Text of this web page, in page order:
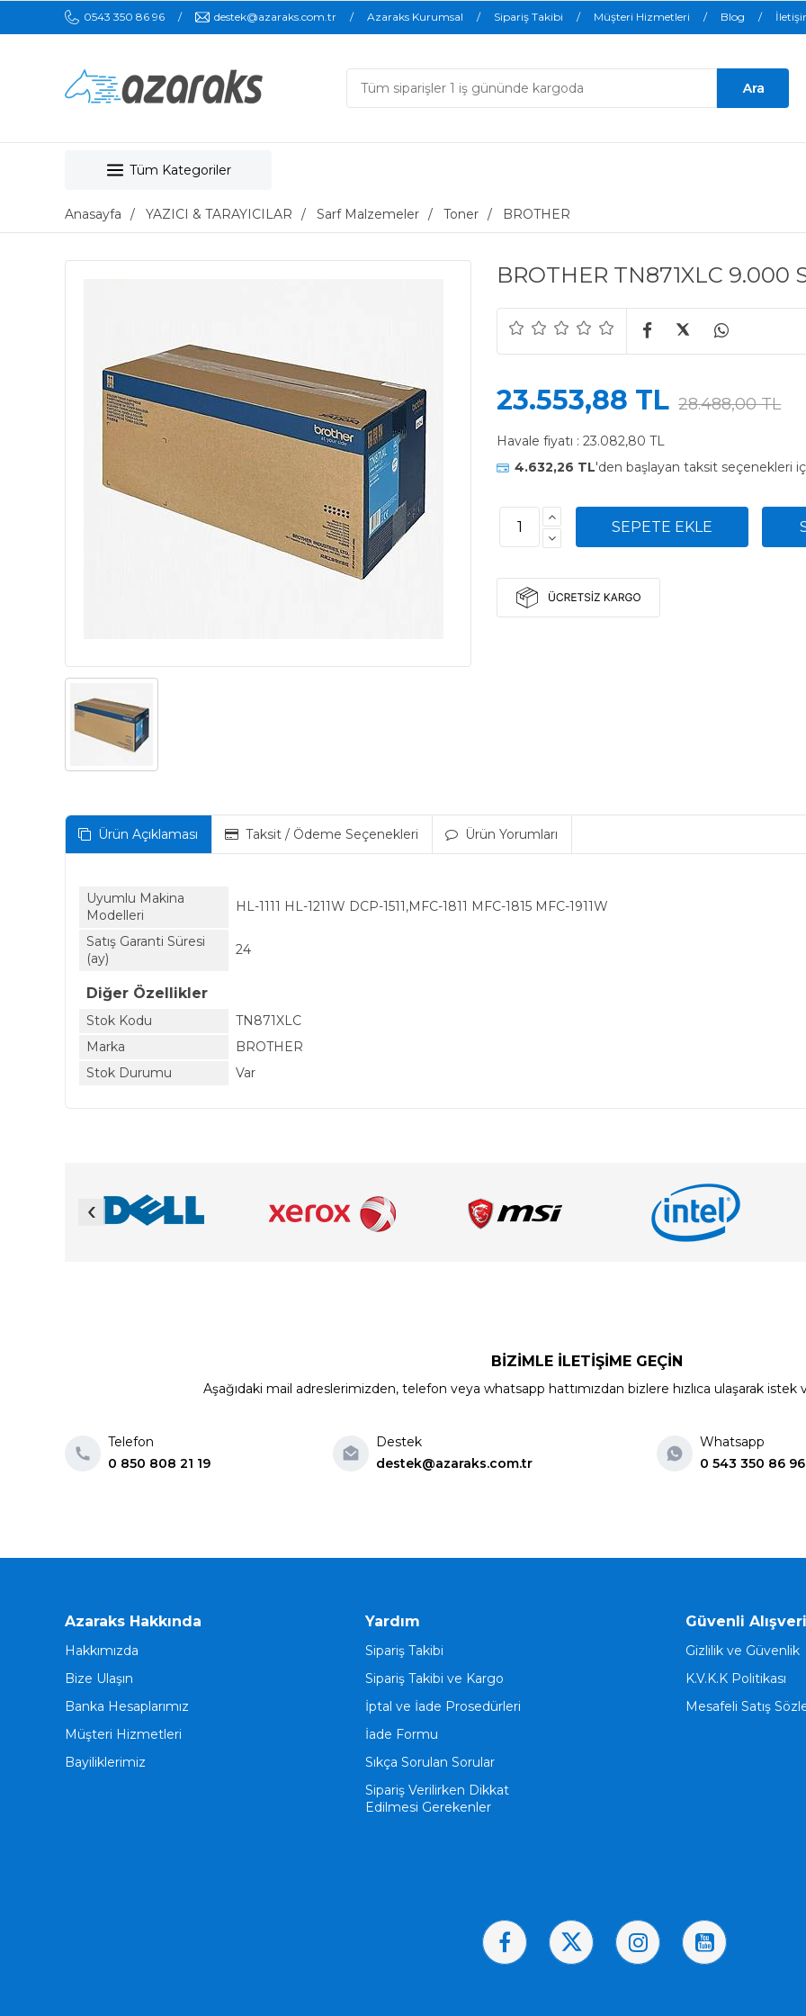
0543 350 86 96 destek@azaraks.com.tr Azaraks Kurumsal Sipariş Takibi Müşteri Hizmetleri Blog
Tüm Kategoriler
Anasayfa YAZICI & TARAYICILAR Sarf Malzemeler Toner BROTHER
BROTHER TN871XLC 9.000
23.553,88 TL 28.488,00 TL
Havale fiyatı : 23.082,80 TL
4.632,26 TL'den başlayan taksit seçenekleri
Ürün Açıklaması Taksit / Ödeme Seçenekleri Ürün Yorumları
Uyumlu Makina
Modelleri
HL-1111 HL-1211W DCP-1511,MFC-1811 MFC-1815 MFC-1911W
Satış Garanti Süresi
(ay)
24
Diğer Özellikler
Stok Kodu
TN871XLC
Marka
BROTHER
Stok Durumu
Var
‹
BİZİMLE İLETİŞİME GEÇİN
Aşağıdaki mail adreslerimizden, telefon veya whatsapp hattımızdan bizlere hızlıca ulaşarak istek
Telefon
0 850 808 21 19
Destek
destek@azaraks.com.tr
Whatsapp
0 543 350 86 96
Azaraks Hakkında
Hakkımızda
Bize Ulaşın
Banka Hesaplarımız
Müşteri Hizmetleri
Bayiliklerimiz
Yardım
Sipariş Takibi
Sipariş Takibi ve Kargo
İptal ve İade Prosedürleri
İade Formu
Sıkça Sorulan Sorular
Sipariş Verilirken Dikkat
Edilmesi Gerekenler
Güvenli
Gizlilik ve Güvenlik
K.V.K.K Politikası
Mesafeli Satış